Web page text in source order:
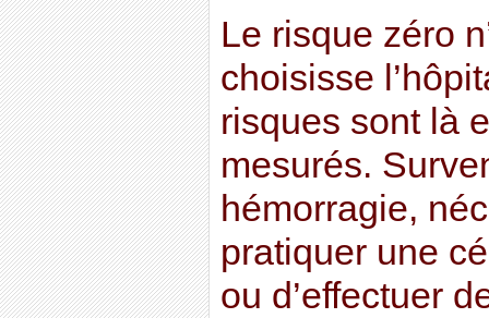
Le risque zéro
choisisse
risques sont là
mesurés.
hémorragie,
pratiquer une
ou d’effectuer